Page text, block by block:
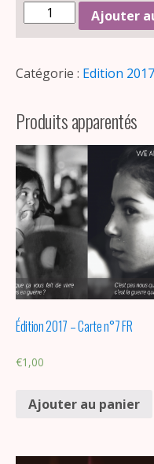
Ajouter
Catégorie : Edition 2017
Produits apparentés
Édition 2017 – Carte n°7 FR
€1,00
Ajouter au panier